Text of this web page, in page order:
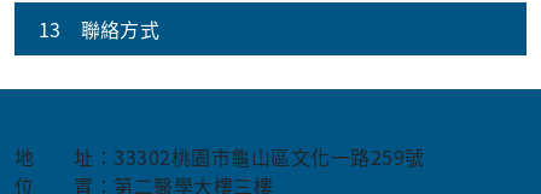
13 聯絡方式
地 址：33302桃園市龜山區文化一路259號
位 置：第二醫學大樓三樓